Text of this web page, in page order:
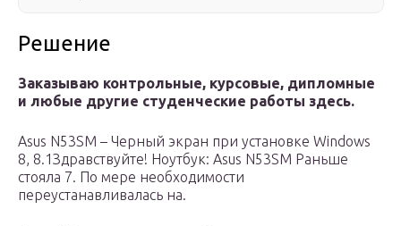
Решение
Заказываю контрольные, курсовые, дипломные
и любые другие студенческие работы здесь.
Asus N53SM – Черный экран при установке Windows
8, 8.1Здравствуйте! Ноутбук: Asus N53SM Раньше
стояла 7. По мере необходимости
переустанавливалась на.